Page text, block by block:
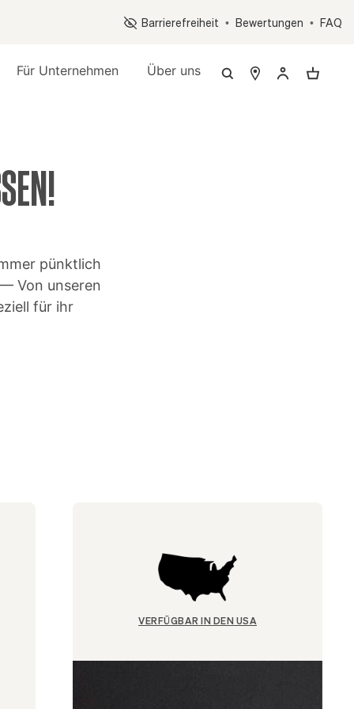
Barrierefreiheit • Bewertungen • FAQ
Für Unternehmen Über uns
pünktlich
Von unseren
für ihr
VERFÜGBAR IN DEN USA